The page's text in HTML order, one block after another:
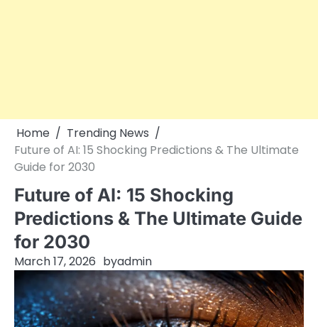
Home
Trending News
Future of AI: 15 Shocking Predictions & The Ultimate
Guide for 2030
Future of AI: 15 Shocking
Predictions & The Ultimate Guide
for 2030
March 17, 2026 byadmin